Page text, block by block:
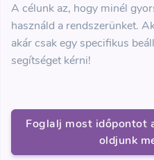
A célunk az, hogy minél
használd a rendszerünket.
akár csak egy specifikus
segítséget kérni!
Foglalj most időpontot
oldjunk